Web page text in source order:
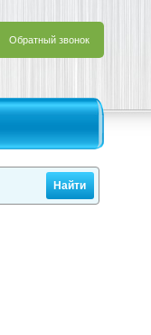
Обратный звонок